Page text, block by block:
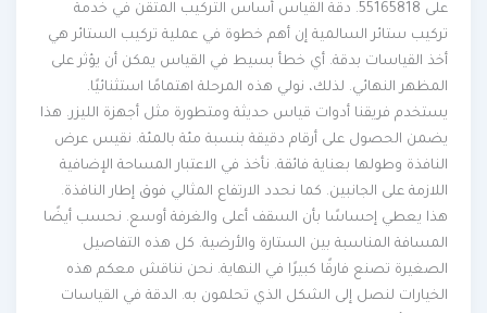
على 55165818. دقة القياس أساس التركيب المتقن في خدمة
تركيب ستائر السالمية إن أهم خطوة في عملية تركيب الستائر هي
أخذ القياسات بدقة. أي خطأ بسيط في القياس يمكن أن يؤثر على
المظهر النهائي. لذلك، نولي هذه المرحلة اهتمامًا استثنائيًا.
يستخدم فريقنا أدوات قياس حديثة ومتطورة مثل أجهزة الليزر. هذا
يضمن الحصول على أرقام دقيقة بنسبة مئة بالمئة. نقيس عرض
النافذة وطولها بعناية فائقة. نأخذ في الاعتبار المساحة الإضافية
اللازمة على الجانبين. كما نحدد الارتفاع المثالي فوق إطار النافذة.
هذا يعطي إحساسًا بأن السقف أعلى والغرفة أوسع. نحسب أيضًا
المسافة المناسبة بين الستارة والأرضية. كل هذه التفاصيل
الصغيرة تصنع فارقًا كبيرًا في النهاية. نحن نناقش معكم هذه
الخيارات لنصل إلى الشكل الذي تحلمون به. الدقة في القياسات